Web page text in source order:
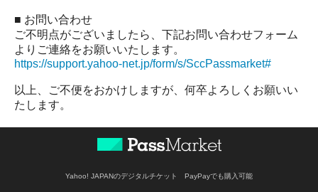
■ お問い合わせ
ご不明点がございましたら、下記お問い合わせフォーム
よりご連絡をお願いいたします。
https://support.yahoo-net.jp/form/s/SccPassmarket#
以上、ご不便をおかけしますが、何卒よろしくお願いい
たします。
Yahoo! JAPANのデジタルチケット PayPayでも購入可能